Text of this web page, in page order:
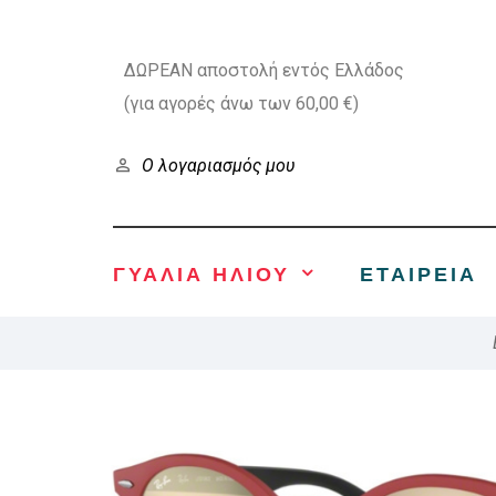
ΔΩΡΕΑΝ αποστολή εντός Ελλάδος
(για αγορές άνω των 60,00 €)
Ο λογαριασμός μου
ΓΥΑΛΙΑ ΗΛΙΟΥ ΕΤΑΙΡΕΊΑ